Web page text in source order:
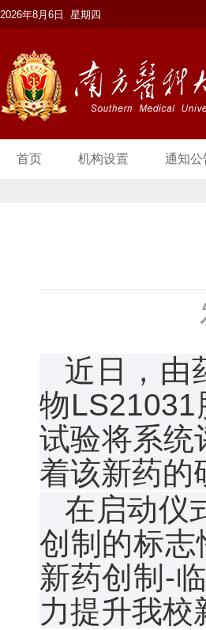
2026年8月6日 星期四
首页 机构设置 通知公
近日，由
物
试验将系统
着该新药的
在启动仪
创制的标
新药创制-
力提升我校